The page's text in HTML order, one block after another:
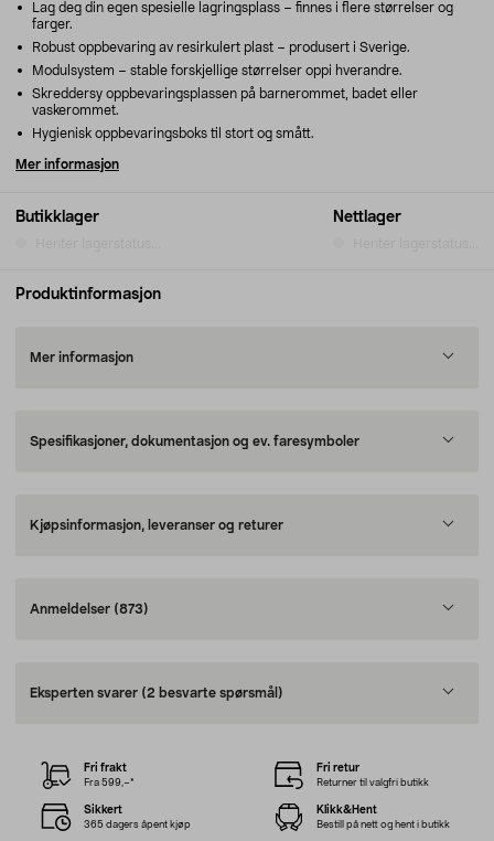
Butikklager Nettlager
Lag deg din egen spesielle lagringsplass – finnes i flere størrelser og
farger.
Robust oppbevaring av resirkulert plast – produsert i Sverige.
Modulsystem – stable forskjellige størrelser oppi hverandre.
Skreddersy oppbevaringsplassen på barnerommet, badet eller
vaskerommet.
Hygienisk oppbevaringsboks til stort og smått.
Mer informasjon
Produktinformasjon
Mer informasjon
Spesifikasjoner, dokumentasjon og ev. faresymboler
Kjøpsinformasjon, leveranser og returer
Anmeldelser (873)
Eksperten svarer (2 besvarte spørsmål)
Fri frakt
Fra 599,–*
Fri retur
Returner til valgfri butikk
Sikkert
365 dagers åpent kjøp
Klikk&Hent
Bestill på nett og hent i butikk